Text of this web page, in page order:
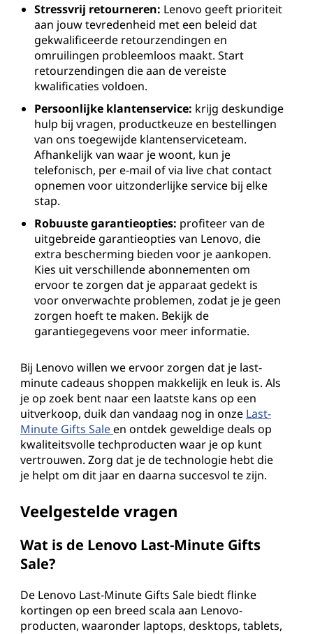
Stressvrij retourneren: Lenovo geeft prioriteit
aan jouw tevredenheid met een beleid dat
gekwalificeerde retourzendingen en
omruilingen probleemloos maakt. Start
retourzendingen die aan de vereiste
kwalificaties voldoen.
Persoonlijke klantenservice: krijg deskundige
hulp bij vragen, productkeuze en bestellingen
van ons toegewijde klantenserviceteam.
Afhankelijk van waar je woont, kun je
telefonisch, per e-mail of via live chat contact
opnemen voor uitzonderlijke service bij elke
stap.
Robuuste garantieopties: profiteer van de
uitgebreide garantieopties van Lenovo, die
extra bescherming bieden voor je aankopen.
Kies uit verschillende abonnementen om
ervoor te zorgen dat je apparaat gedekt is
voor onverwachte problemen, zodat je je geen
zorgen hoeft te maken. Bekijk de
garantiegegevens voor meer informatie.
Bij Lenovo willen we ervoor zorgen dat je last-
minute cadeaus shoppen makkelijk en leuk is. Als
je op zoek bent naar een laatste kans op een
uitverkoop, duik dan vandaag nog in onze Last-
Minute Gifts Saleen ontdek geweldige deals op
kwaliteitsvolle techproducten waar je op kunt
vertrouwen. Zorg dat je de technologie hebt die
je helpt om dit jaar en daarna succesvol te zijn.
Veelgestelde vragen
Wat is de Lenovo Last-Minute Gifts
Sale?
De Lenovo Last-Minute Gifts Sale biedt flinke
kortingen op een breed scala aan Lenovo-
producten, waaronder laptops, desktops, tablets,